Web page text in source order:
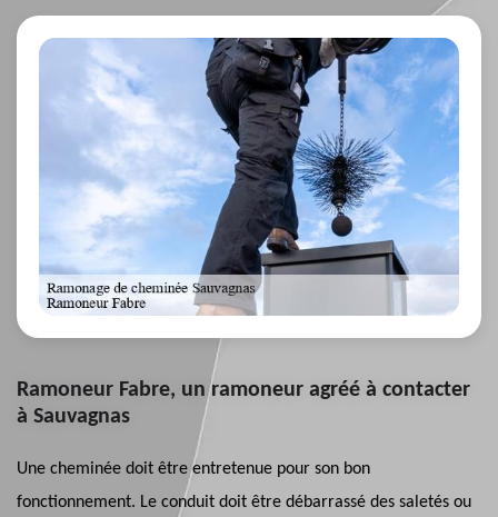
Ramoneur Fabre, un ramoneur agréé à contacter
à Sauvagnas
Une cheminée doit être entretenue pour son bon
fonctionnement. Le conduit doit être débarrassé des saletés ou